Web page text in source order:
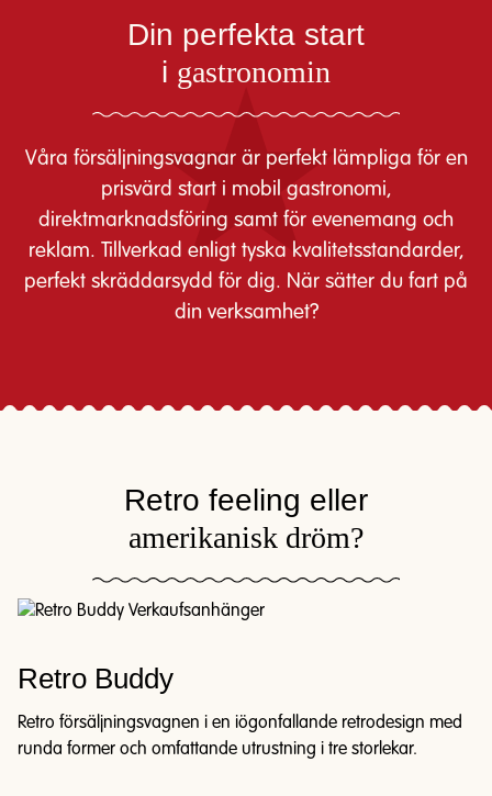
Din perfekta start
i gastronomin
Våra försäljningsvagnar är perfekt lämpliga för en
prisvärd start i mobil gastronomi,
direktmarknadsföring samt för evenemang och
reklam. Tillverkad enligt tyska kvalitetsstandarder,
perfekt skräddarsydd för dig. När sätter du fart på
din verksamhet?
Retro feeling eller
amerikanisk dröm?
Retro Buddy
Retro försäljningsvagnen i en iögonfallande retrodesign med
runda former och omfattande utrustning i tre storlekar.